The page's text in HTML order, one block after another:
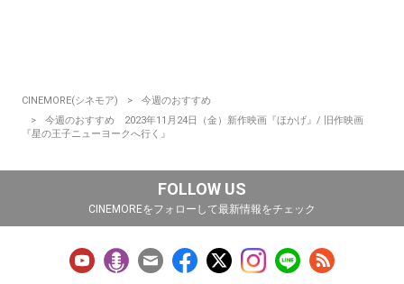
CINEMORE(シネモア)
今週のおすすめ
今週のおすすめ 2023年11月24日（金）新作映画『ほかげ』/ 旧作映画
『星の王子ニューヨークへ行く』
FOLLOW US
CINEMOREをフォローして最新情報をチェック